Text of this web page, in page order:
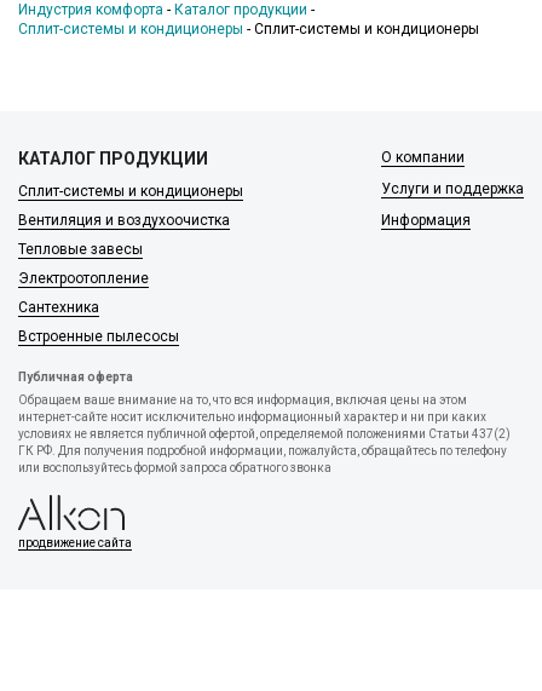
Индустрия комфорта - Каталог продукции -
Сплит-системы и кондиционеры - Сплит-системы и кондиционеры
КАТАЛОГ ПРОДУКЦИИ
Сплит-системы и кондиционеры
Вентиляция и воздухоочистка
Тепловые завесы
Электроотопление
Сантехника
Встроенные пылесосы
О компании
Услуги и поддержка
Информация
Публичная оферта
Обращаем ваше внимание на то, что вся информация, включая цены на этом
интернет-сайте носит исключительно информационный характер и ни при каких
условиях не является публичной офертой, определяемой положениями Статьи 437(2)
ГК РФ. Для получения подробной информации, пожалуйста, обращайтесь по телефону
или воспользуйтесь формой запроса обратного звонка
продвижение сайта